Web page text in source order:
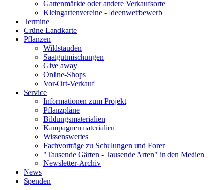
Gartenmärkte oder andere Verkaufsorte
Kleingartenvereine - Ideenwettbewerb
Termine
Grüne Landkarte
Pflanzen
Wildstauden
Saatgutmischungen
Give away
Online-Shops
Vor-Ort-Verkauf
Service
Informationen zum Projekt
Pflanzpläne
Bildungsmaterialien
Kampagnenmaterialien
Wissenswertes
Fachvorträge zu Schulungen und Foren
"Tausende Gärten - Tausende Arten" in den Medien
Newsletter-Archiv
News
Spenden